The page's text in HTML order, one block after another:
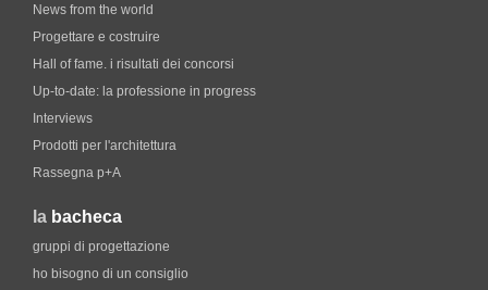
News from the world
Progettare e costruire
Hall of fame. i risultati dei concorsi
Up-to-date: la professione in progress
Interviews
Prodotti per l'architettura
Rassegna p+A
la bacheca
gruppi di progettazione
ho bisogno di un consiglio